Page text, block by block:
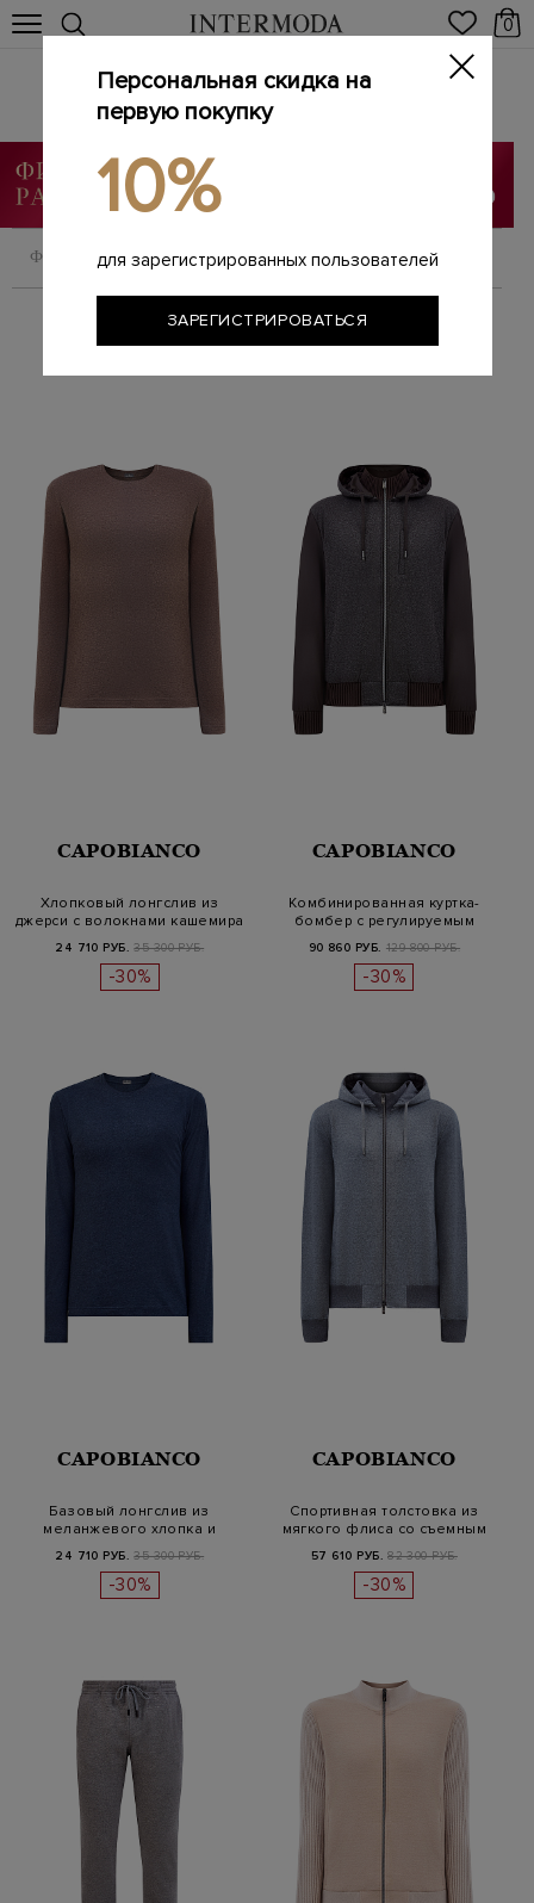
0
CAPOBIANCO
Главная / Мужчинам / Бренды
ФИЛЬТРОВАТЬ СОРТИРОВАТЬ
CAPOBIANCO
Хлопковый лонгслив из
джерси с волокнами кашемира
24 710 РУБ. 35 300 РУБ.
-30%
CAPOBIANCO
Комбинированная куртка-
бомбер с регулируемым
съемным к…
90 860 РУБ. 129 800 РУБ.
-30%
CAPOBIANCO
Базовый лонгслив из
меланжевого хлопка и
кашемира
24 710 РУБ. 35 300 РУБ.
-30%
CAPOBIANCO
Спортивная толстовка из
мягкого флиса со съемным
капюш…
57 610 РУБ. 82 300 РУБ.
-30%
Персональная скидка на
первую покупку
10%
для зарегистрированных пользователей
ЗАРЕГИСТРИРОВАТЬСЯ